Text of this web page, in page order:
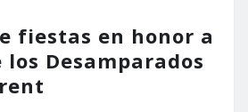
fiestas en honor a
Desamparados